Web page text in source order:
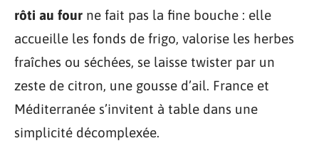
rôti au four ne fait pas la fine bouche : elle
accueille les fonds de frigo, valorise les herbes
fraîches ou séchées, se laisse twister par un
zeste de citron, une gousse d’ail. France et
Méditerranée s’invitent à table dans une
simplicité décomplexée.